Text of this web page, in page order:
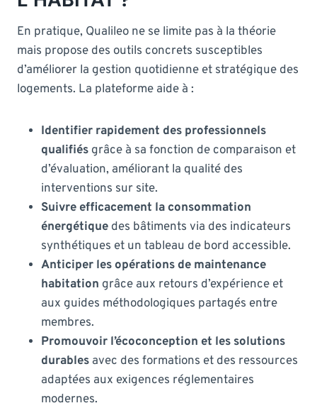
En pratique, Qualileo ne se limite pas à la théorie
mais propose des outils concrets susceptibles
d’améliorer la gestion quotidienne et stratégique des
logements. La plateforme aide à :
Identifier rapidement des professionnels
qualifiés grâce à sa fonction de comparaison et
d’évaluation, améliorant la qualité des
interventions sur site.
Suivre efficacement la consommation
énergétique des bâtiments via des indicateurs
synthétiques et un tableau de bord accessible.
Anticiper les opérations de maintenance
habitation grâce aux retours d’expérience et
aux guides méthodologiques partagés entre
membres.
Promouvoir l’écoconception et les solutions
durables avec des formations et des ressources
adaptées aux exigences réglementaires
modernes.